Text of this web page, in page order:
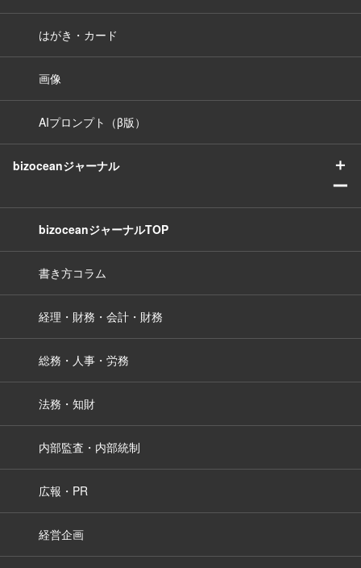
はがき・カード
画像
AIプロンプト（β版）
bizoceanジャーナル
＋
ー
bizoceanジャーナルTOP
書き方コラム
経理・財務・会計・財務
総務・人事・労務
法務・知財
内部監査・内部統制
広報・PR
経営企画